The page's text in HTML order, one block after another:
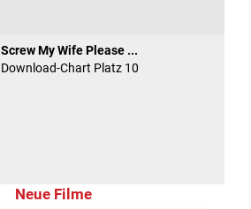
Screw My Wife Please ...
Download-Chart Platz 10
Neue Filme